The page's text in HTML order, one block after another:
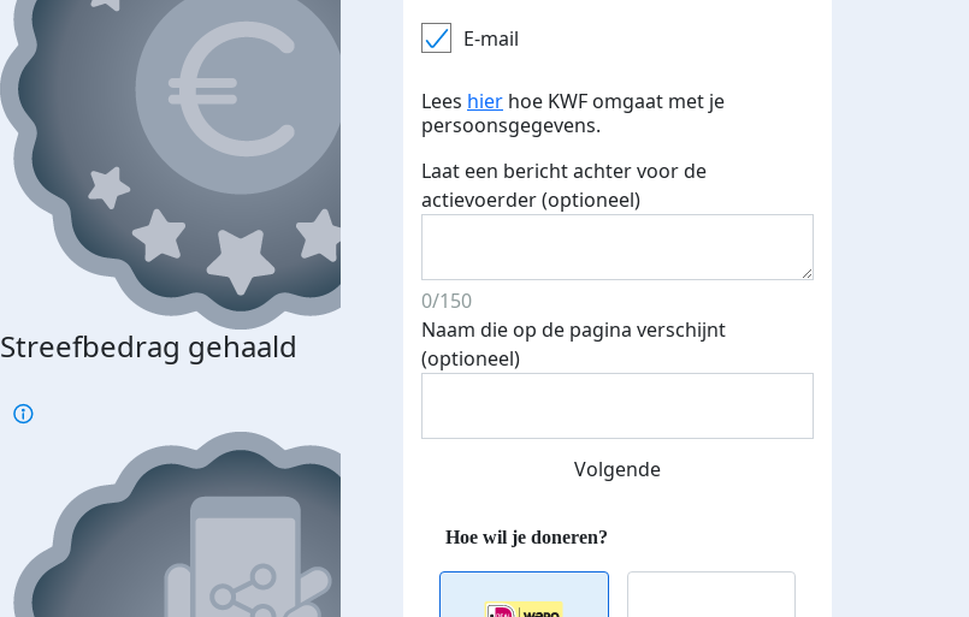
Streefbedrag gehaald Streefbedrag verhoogd
E-mail
Lees hier hoe KWF omgaat met je
persoonsgegevens.
Laat een bericht achter voor de
actievoerder (optioneel)
0/150
Naam die op de pagina verschijnt
(optioneel)
Volgende